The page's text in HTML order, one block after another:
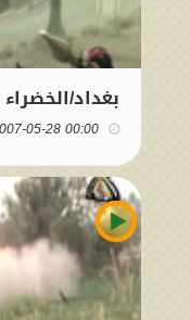
بغداد/الخضراء 28-5-2007
00:00 2007-05-28